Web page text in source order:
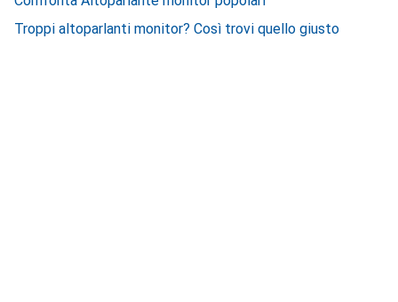
Troppi altoparlanti monitor? Così trovi quello giusto